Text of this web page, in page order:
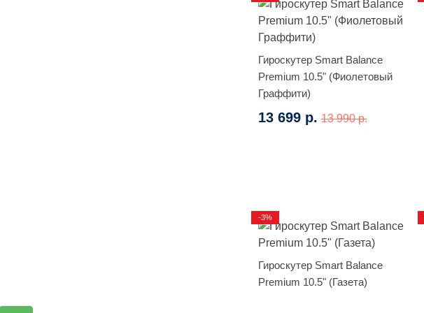
Гироскутер Smart Balance
Premium 10.5" (Фиолетовый
Граффити)
13 699 р. 13 990 р.
Гироскутер Smart Balance
Premium 10.5" (Газета)
-3%